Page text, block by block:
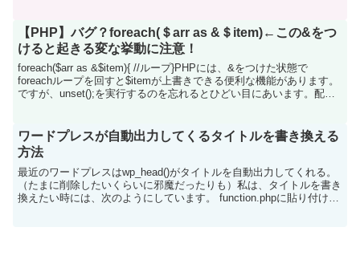
【PHP】バグ？foreach(＄arr as &＄item)←この&をつ
けると起きる変な挙動に注意！
foreach($arr as &$item){ //ループ}PHPには、&をつけた状態で
foreachループを回すと$itemが上書きできる便利な機能があります。
ですが、unset();を実行するのを忘れるとひどい目にあいます。配列
ワードプレスが自動出力してくるタイトルを書き換える
方法
最近のワードプレスはwp_head()がタイトルを自動出力してくれる。
（たまに削除したいくらいに邪魔だったりも）私は、タイトルを書き
換えたい時には、次のようにしています。 function.phpに貼り付けれ